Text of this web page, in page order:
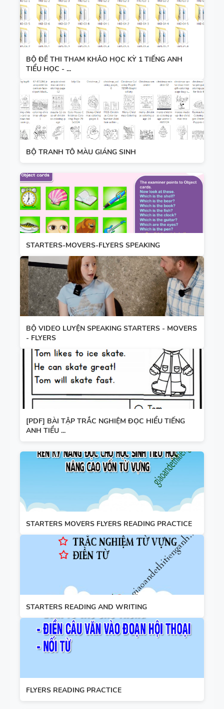
BỘ ĐỀ THI THAM KHẢO HỌC KỲ 1 TIẾNG ANH
TIỂU HỌC - ...
BỘ TRANH TÔ MÀU GIÁNG SINH
STARTERS-MOVERS-FLYERS SPEAKING
BỘ VIDEO LUYỆN SPEAKING STARTERS - MOVERS
- FLYERS
[PDF] BÀI TẬP TRẮC NGHIỆM ĐỌC HIỂU TIẾNG
ANH TIỂU ...
STARTERS MOVERS FLYERS READING PRACTICE
STARTERS READING AND WRITING
FLYERS READING PRACTICE